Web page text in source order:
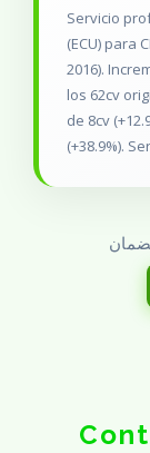
Servicio
(ECU) para
2016).
los 62cv
de 8cv
(+38.9%).